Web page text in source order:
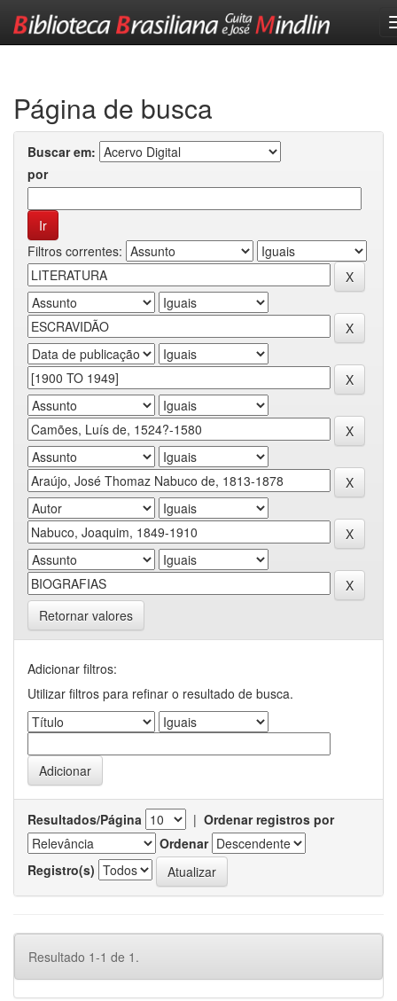
Página de busca
Buscar em:
por
Filtros correntes:
Retornar valores
Adicionar filtros:
Utilizar filtros para refinar o resultado de busca.
Resultados/Página | Ordenar registros por
Ordenar
Registro(s)
Resultado 1-1 de 1.